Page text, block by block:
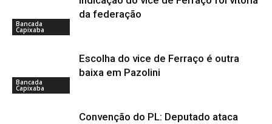
Bancada
Capixaba
da federação
Bancada
Capixaba
Escolha do vice de Ferraço é outra
baixa em Pazolini
Convenção do PL: Deputado ataca